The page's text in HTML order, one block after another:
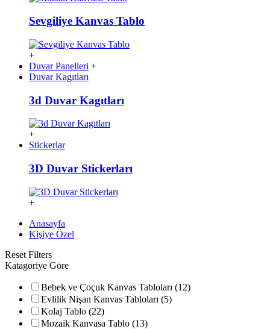
Sevgiliye Kanvas Tablo
+
Duvar Panelleri +
Duvar Kagıtları
3d Duvar Kagıtları
+
Stickerlar
3D Duvar Stickerları
+
Anasayfa
Kişiye Özel
Reset Filters
Katagoriye Göre
Bebek ve Çoçuk Kanvas Tabloları (12)
Evlilik Nişan Kanvas Tabloları (5)
Kolaj Tablo (22)
Mozaik Kanvasa Tablo (13)